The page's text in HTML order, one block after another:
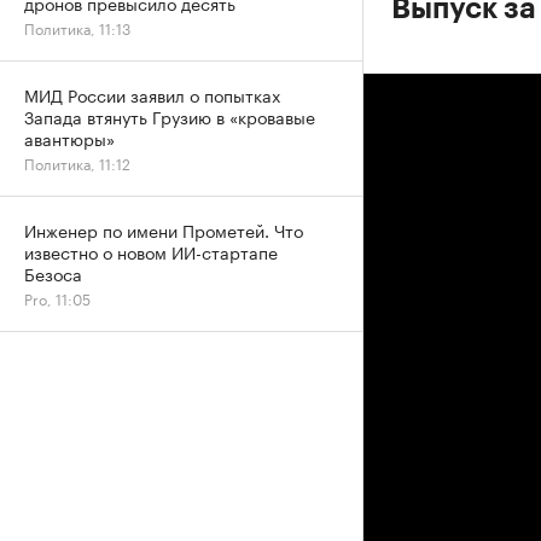
Выпуск
Политика, 11:13
МИД России заявил о попытках
Запада втянуть Грузию в «кровавые
авантюры»
Политика, 11:12
Инженер по имени Прометей. Что
известно о новом ИИ-стартапе
Безоса
Pro, 11:05